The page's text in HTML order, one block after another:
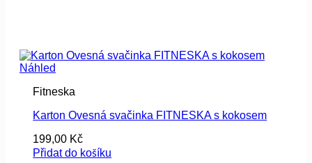
Náhled
Fitneska
Karton Ovesná svačinka FITNESKA s kokosem
199,00 Kč
Přidat do košíku